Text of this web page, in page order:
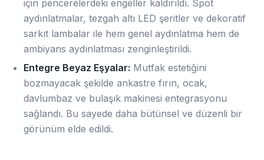
için pencerelerdeki engeller kaldırıldı. Spot
aydınlatmalar, tezgah altı LED şeritler ve dekoratif
sarkıt lambalar ile hem genel aydınlatma hem de
ambiyans aydınlatması zenginleştirildi.
Entegre Beyaz Eşyalar: Mutfak estetiğini
bozmayacak şekilde ankastre fırın, ocak,
davlumbaz ve bulaşık makinesi entegrasyonu
sağlandı. Bu sayede daha bütünsel ve düzenli bir
görünüm elde edildi.